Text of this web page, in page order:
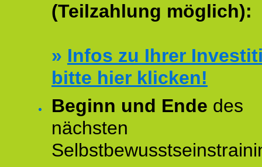
(Teilzahlung möglich):
» Infos zu Ihrer
bitte hier klicken!
Beginn und Ende des
nächsten